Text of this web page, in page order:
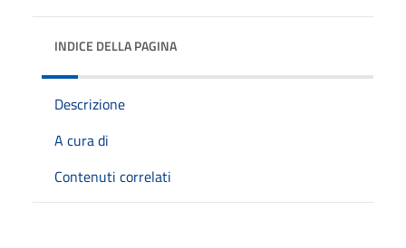
INDICE DELLA PAGINA
Descrizione
A cura di
Contenuti correlati